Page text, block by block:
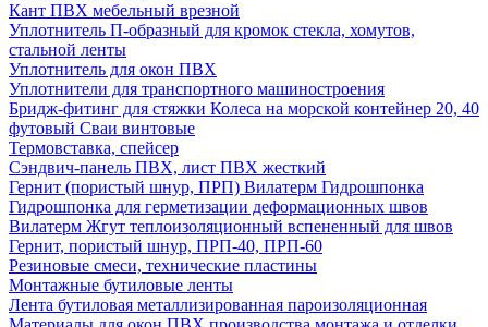
Кант ПВХ мебельный врезной
Уплотнитель П-образный для кромок стекла, хомутов,
стальной ленты
Уплотнитель для окон ПВХ
Уплотнители для транспортного машиностроения
Бридж-фитинг для стяжки Колеса на морской контейнер 20, 40
футовый Сваи винтовые
Термовставка, спейсер
Сэндвич-панель ПВХ, лист ПВХ жесткий
Гернит (пористый шнур, ПРП) Вилатерм Гидрошпонка
Гидрошпонка для герметизации деформационных швов
Вилатерм Жгут теплоизоляционный вспененный для швов
Гернит, пористый шнур, ПРП-40, ПРП-60
Резиновые смеси, технические пластины
Монтажные бутиловые ленты
Лента бутиловая металлизированная пароизоляционная